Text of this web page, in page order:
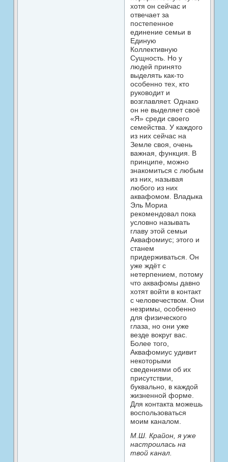
хотя он сейчас и
отвечает за
постепенное
единение семьи в
Единую
Коллективную
Сущность. Но у
людей принято
выделять как-то
особенно тех, кто
руководит и
возглавляет. Однако
он не выделяет своё
«Я» среди своего
семейства. У каждого
из них сейчас на
Земле своя, очень
важная, функция. В
принципе, можно
знакомиться с любым
из них, называя
любого из них
аквафомом. Владыка
Эль Мориа
рекомендовал пока
условно называть
главу этой семьи
Аквафомиус; этого и
станем
придерживаться. Он
уже ждёт с
нетерпением, потому
что аквафомы давно
хотят войти в контакт
с человечеством. Они
незримы, особенно
для физического
глаза, но они уже
везде вокруг вас.
Более того,
Аквафомиус удивит
некоторыми
сведениями об их
присутствии,
буквально, в каждой
жизненной форме.
Для контакта можешь
воспользоваться
моим каналом.
М.Ш. Крайон, я уже
настроилась на
твой канал.